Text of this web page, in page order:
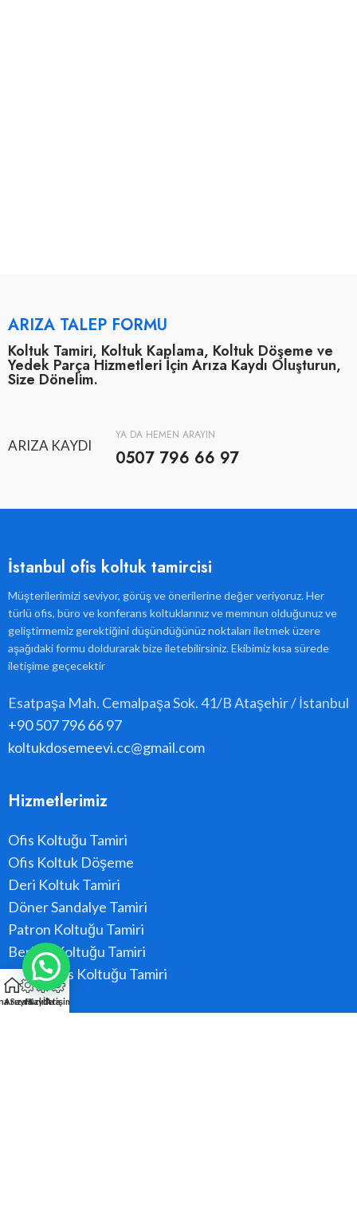
ARIZA TALEP FORMU
Koltuk Tamiri, Koltuk Kaplama, Koltuk Döşeme ve
Yedek Parça Hizmetleri İçin Arıza Kaydı Oluşturun,
Size Dönelim.
ARIZA KAYDI
YA DA HEMEN ARAYIN
0507 796 66 97
İstanbul ofis koltuk tamircisi
Müşterilerimizi seviyor, görüş ve önerilerine değer veriyoruz. Her
türlü ofis, büro ve konferans koltuklarınız ve memnun olduğunuz ve
geliştirmemiz gerektiğini düşündüğünüz noktaları iletmek üzere
aşağıdaki formu doldurarak bize iletebilirsiniz. Ekibimiz kısa sürede
iletişime geçecektir
Esatpaşa Mah. Cemalpaşa Sok. 41/B Ataşehir / İstanbul
+90 507 796 66 97
koltukdosemeevi.cc@gmail.com
Hizmetlerimiz
Ofis Koltuğu Tamiri
Ofis Koltuk Döşeme
Deri Koltuk Tamiri
Döner Sandalye Tamiri
Patron Koltuğu Tamiri
Berber Koltuğu Tamiri
Konferans Koltuğu Tamiri
Sayfa
Arıza Kaydı
Hızlı Ara
İletişim